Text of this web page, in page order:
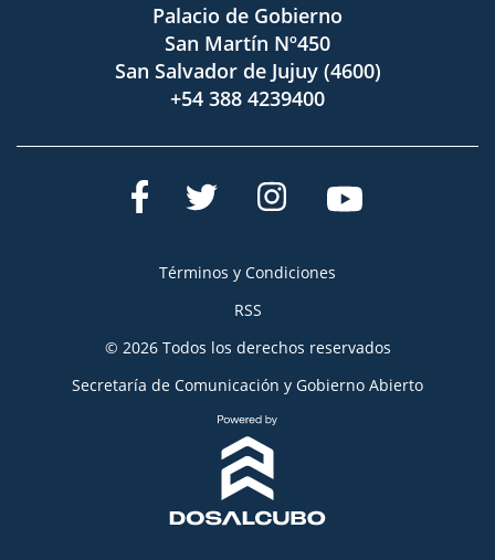
Palacio de Gobierno
San Martín Nº450
San Salvador de Jujuy (4600)
+54 388 4239400
Términos y Condiciones
RSS
© 2026 Todos los derechos reservados
Secretaría de Comunicación y Gobierno Abierto